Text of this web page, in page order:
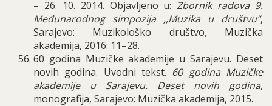
– 26. 10. 2014. Objavljeno u:Zbornik radova 9.
Međunarodnog simpozija ,,Muzika u društvu”,
Sarajevo: Muzikološko društvo, Muzička
akademija, 2016: 11–28.
60 godina Muzičke akademije u Sarajevu. Deset
novih godina. Uvodni tekst. 60 godina Muzičke
akademije u Sarajevu. Deset novih godina,
monografija, Sarajevo: Muzička akademija, 2015.